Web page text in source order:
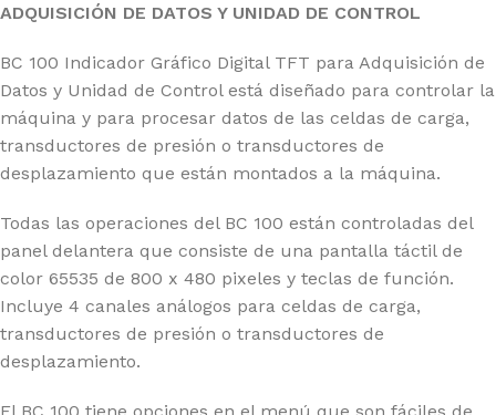
ADQUISICIÓN DE DATOS Y UNIDAD DE CONTROL
BC 100 Indicador Gráfico Digital TFT para Adquisición de
Datos y Unidad de Control está diseñado para controlar la
máquina y para procesar datos de las celdas de carga,
transductores de presión o transductores de
desplazamiento que están montados a la máquina.
Todas las operaciones del BC 100 están controladas del
panel delantera que consiste de una pantalla táctil de
color 65535 de 800 x 480 pixeles y teclas de función.
Incluye 4 canales análogos para celdas de carga,
transductores de presión o transductores de
desplazamiento.
El BC 100 tiene opciones en el menú que son fáciles de